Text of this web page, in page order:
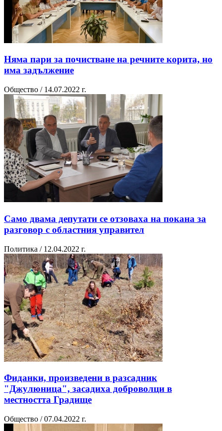
Няма пари за почистване на речните корита, но
има задължение
Общество / 14.07.2022 г.
Само двама депутати се отзоваха на покана за
разговор с областния управител
Политика / 12.04.2022 г.
Фиданки, произведени в разсадник
"Джулюница", засадиха доброволци в
местността Градище
Общество / 07.04.2022 г.